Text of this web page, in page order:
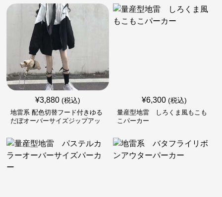
¥3,880 (税込)
地雷系 配色切替フード付きゆる
だぼオーバーサイズジップアッ
¥6,300 (税込)
量産型地雷 しろくま風もこも
こパーカー